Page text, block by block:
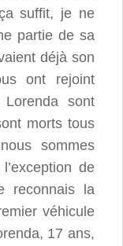
suffit, je ne
partie de sa
déjà son
ont rejoint
sont
morts tous
sommes
de
reconnais la
véhicule
17 ans,